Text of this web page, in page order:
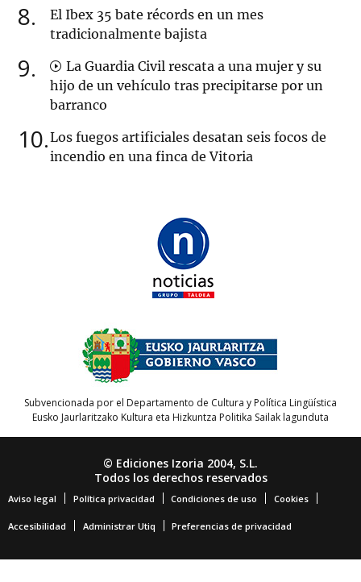
8
El Ibex 35 bate récords en un mes
tradicionalmente bajista
9
La Guardia Civil rescata a una mujer y su
hijo de un vehículo tras precipitarse por un
barranco
10 Los fuegos artificiales desatan seis focos de
incendio en una finca de Vitoria
Subvencionada por el Departamento de Cultura y Política Lingüística
Eusko Jaurlaritzako Kultura eta Hizkuntza Politika Sailak lagunduta
© Ediciones Izoria 2004, S.L.
Todos los derechos reservados
Aviso legal Política privacidad Condiciones de uso Cookies
Accesibilidad Administrar Utiq Preferencias de privacidad